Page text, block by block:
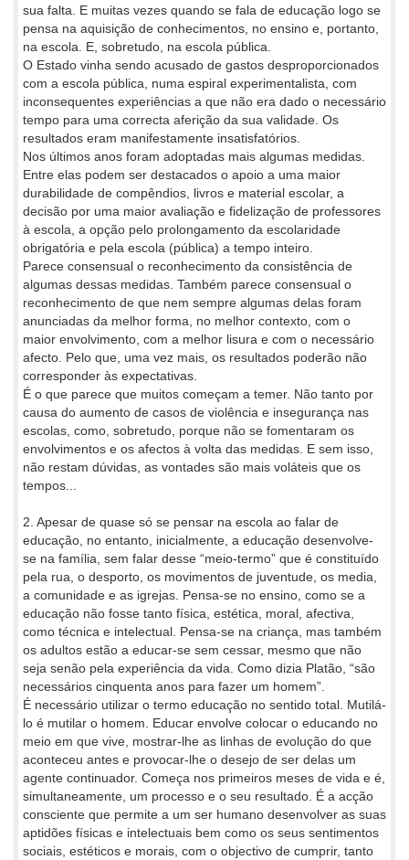
sua falta. E muitas vezes quando se fala de educação logo se
pensa na aquisição de conhecimentos, no ensino e, portanto,
na escola. E, sobretudo, na escola pública.
O Estado vinha sendo acusado de gastos desproporcionados
com a escola pública, numa espiral experimentalista, com
inconsequentes experiências a que não era dado o necessário
tempo para uma correcta aferição da sua validade. Os
resultados eram manifestamente insatisfatórios.
Nos últimos anos foram adoptadas mais algumas medidas.
Entre elas podem ser destacados o apoio a uma maior
durabilidade de compêndios, livros e material escolar, a
decisão por uma maior avaliação e fidelização de professores
à escola, a opção pelo prolongamento da escolaridade
obrigatória e pela escola (pública) a tempo inteiro.
Parece consensual o reconhecimento da consistência de
algumas dessas medidas. Também parece consensual o
reconhecimento de que nem sempre algumas delas foram
anunciadas da melhor forma, no melhor contexto, com o
maior envolvimento, com a melhor lisura e com o necessário
afecto. Pelo que, uma vez mais, os resultados poderão não
corresponder às expectativas.
É o que parece que muitos começam a temer. Não tanto por
causa do aumento de casos de violência e insegurança nas
escolas, como, sobretudo, porque não se fomentaram os
envolvimentos e os afectos à volta das medidas. E sem isso,
não restam dúvidas, as vontades são mais voláteis que os
tempos...
2. Apesar de quase só se pensar na escola ao falar de
educação, no entanto, inicialmente, a educação desenvolve-
se na família, sem falar desse “meio-termo” que é constituído
pela rua, o desporto, os movimentos de juventude, os media,
a comunidade e as igrejas. Pensa-se no ensino, como se a
educação não fosse tanto física, estética, moral, afectiva,
como técnica e intelectual. Pensa-se na criança, mas também
os adultos estão a educar-se sem cessar, mesmo que não
seja senão pela experiência da vida. Como dizia Platão, “são
necessários cinquenta anos para fazer um homem”.
É necessário utilizar o termo educação no sentido total. Mutilá-
lo é mutilar o homem. Educar envolve colocar o educando no
meio em que vive, mostrar-lhe as linhas de evolução do que
aconteceu antes e provocar-lhe o desejo de ser delas um
agente continuador. Começa nos primeiros meses de vida e é,
simultaneamente, um processo e o seu resultado. É a acção
consciente que permite a um ser humano desenvolver as suas
aptidões físicas e intelectuais bem como os seus sentimentos
sociais, estéticos e morais, com o objectivo de cumprir, tanto